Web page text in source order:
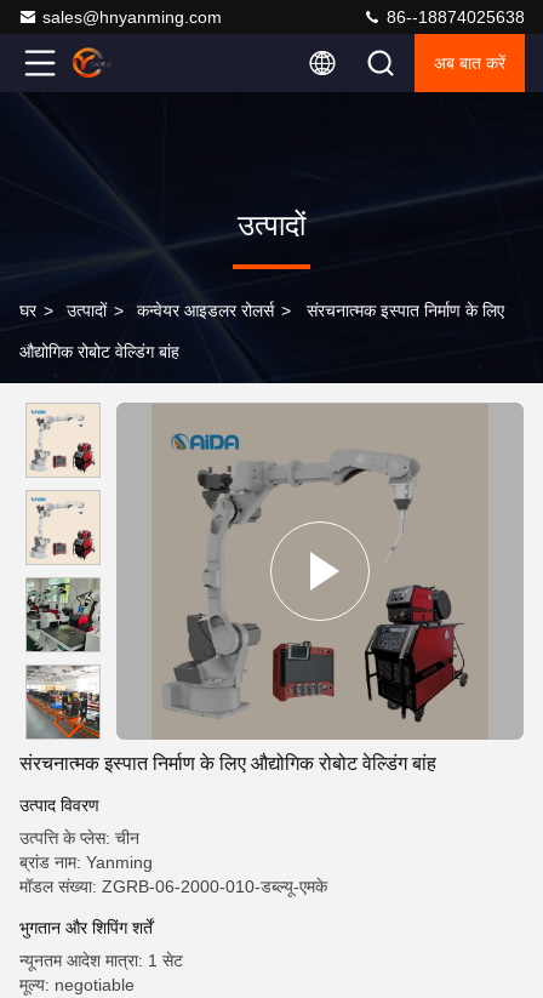
sales@hnyanming.com 86--18874025638
अब बात करें
उत्पादों
घर > उत्पादों > कन्वेयर आइडलर रोलर्स > संरचनात्मक इस्पात निर्माण के लिए
औद्योगिक रोबोट वेल्डिंग बांह
संरचनात्मक इस्पात निर्माण के लिए औद्योगिक रोबोट वेल्डिंग बांह
उत्पाद विवरण
उत्पत्ति के प्लेस: चीन
ब्रांड नाम: Yanming
मॉडल संख्या: ZGRB-06-2000-010-डब्ल्यू-एमके
भुगतान और शिपिंग शर्तें
न्यूनतम आदेश मात्रा: 1 सेट
मूल्य: negotiable